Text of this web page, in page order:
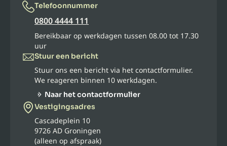
Telefoonnummer
0800 4444 111
Bereikbaar op werkdagen tussen 08.00 tot 17.30
uur
Stuur een bericht
Stuur ons een bericht via het contactformulier.
We reageren binnen 10 werkdagen.
Naar het contactformulier
Vestigingsadres
Cascadeplein 10
9726 AD Groningen
(alleen op afspraak)